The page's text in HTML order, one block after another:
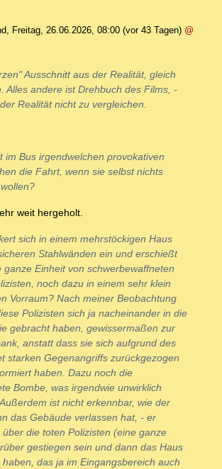
, Freitag, 26.06.2026, 08:00 (vor 43 Tagen) @
Ausschnitt aus der Realität, gleich
Alles andere ist Drehbuch des Films, -
Realität nicht zu vergleichen.
im Bus irgendwelchen provokativen
die Fahrt, wenn sie selbst nichts
weit hergeholt.
sich in einem mehrstöckigen Haus
Stahlwänden ein und erschießt
ganze Einheit von schwerbewaffneten
noch dazu in einem sehr klein
Vorraum? Nach meiner Beobachtung
Polizisten sich ja nacheinander in die
gebracht haben, gewissermaßen zur
anstatt dass sie sich aufgrund des
starken Gegenangriffs zurückgezogen
haben. Dazu noch die
Bombe, was irgendwie unwirklich
ist nicht erkennbar, wie der
das Gebäude verlassen hat, - er
über die toten Polizisten (eine ganze
gestiegen sein und dann das Haus
haben, das ja im Eingangsbereich auch